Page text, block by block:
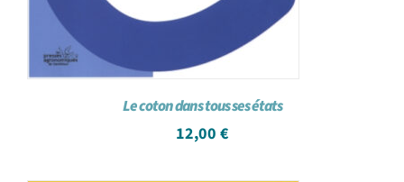
Le coton dans tous ses états
12,00 €